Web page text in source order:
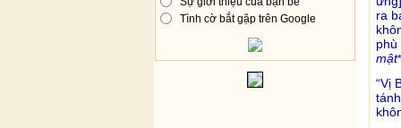
Tình cờ bắt gặp trên Google
ra
mật*
“Vị